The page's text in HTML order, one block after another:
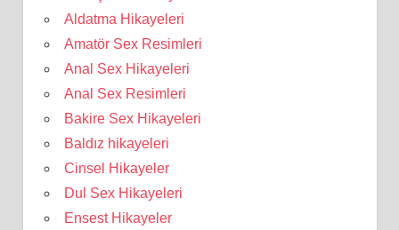
Aldatma Hikayeleri
Amatör Sex Resimleri
Anal Sex Hikayeleri
Anal Sex Resimleri
Bakire Sex Hikayeleri
Baldız hikayeleri
Cinsel Hikayeler
Dul Sex Hikayeleri
Ensest Hikayeler